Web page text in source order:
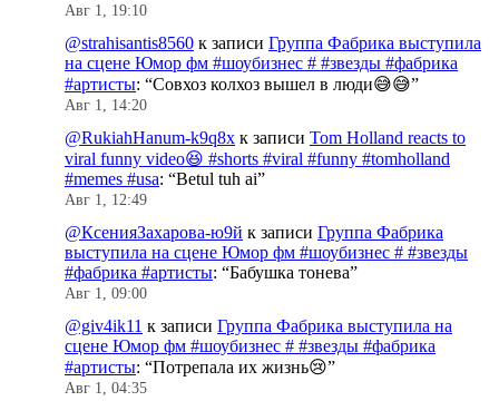
Авг 1, 19:10
@strahisantis8560 к записи Группа Фабрика выступила
на сцене Юмор фм #шоубизнес # #звезды #фабрика
#артисты: “Совхоз колхоз вышел в люди😅😅”
Авг 1, 14:20
@RukiahHanum-k9q8x к записи Tom Holland reacts to
viral funny video😆 #shorts #viral #funny #tomholland
#memes #usa: “Betul tuh ai”
Авг 1, 12:49
@КсенияЗахарова-ю9й к записи Группа Фабрика
выступила на сцене Юмор фм #шоубизнес # #звезды
#фабрика #артисты: “Бабушка тонева”
Авг 1, 09:00
@giv4ik11 к записи Группа Фабрика выступила на
сцене Юмор фм #шоубизнес # #звезды #фабрика
#артисты: “Потрепала их жизнь😢”
Авг 1, 04:35